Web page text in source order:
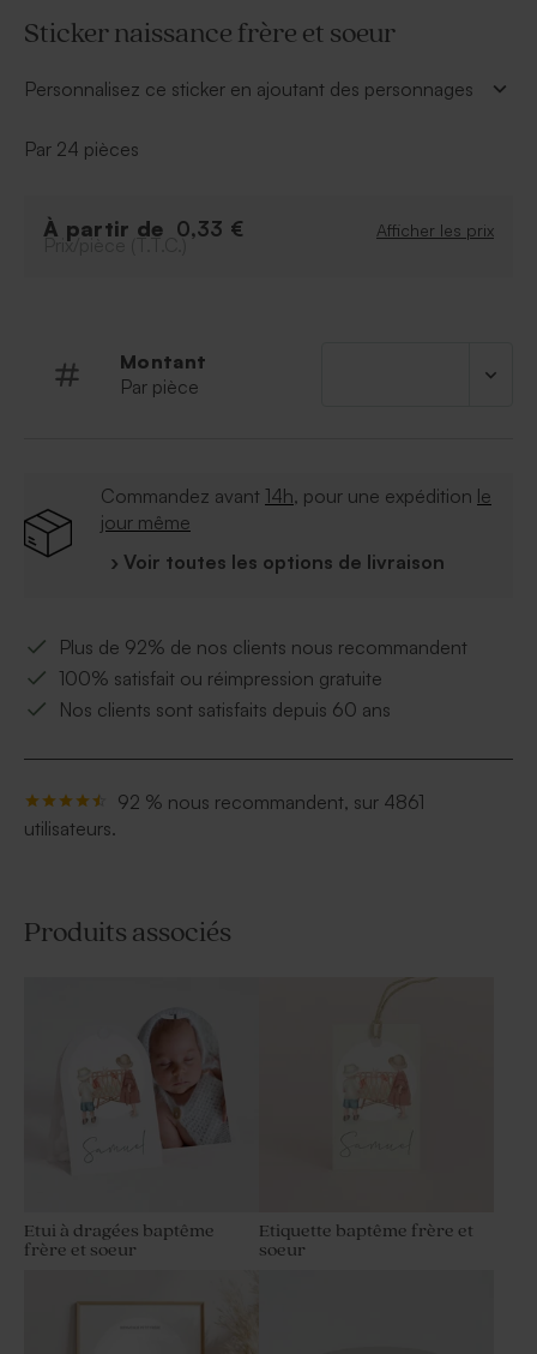
Sticker naissance frère et soeur
Personnalisez ce sticker en ajoutant des personnages
invités.
Par 24 pièces
À partir de 0,33 € Afficher les prix
Prix/pièce (T.T.C.)
Montant
Par pièce
Commandez avant 14h, pour une expédition le
jour même
› Voir toutes les options de livraison
Plus de 92% de nos clients nous recommandent
100% satisfait ou réimpression gratuite
Nos clients sont satisfaits depuis 60 ans
92 % nous recommandent, sur 4861
utilisateurs.
Produits associés
Etui à dragées baptême
frère et soeur
Etiquette baptême frère et
soeur